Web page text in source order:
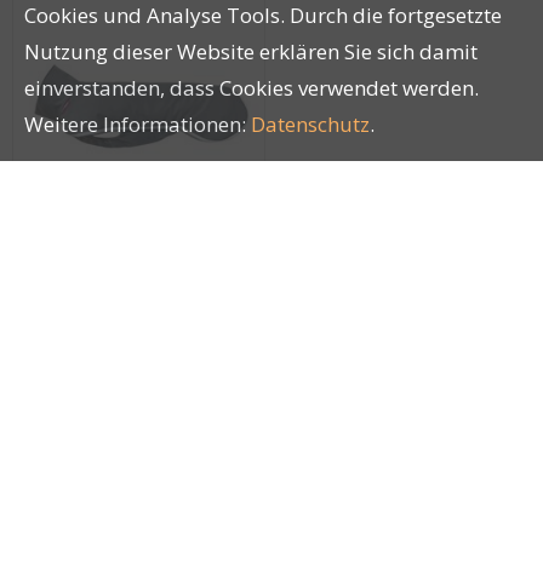
Cookies und Analyse Tools. Durch die fortgesetzte
Nutzung dieser Website erklären Sie sich damit
einverstanden, dass Cookies verwendet werden.
Weitere Informationen:Datenschutz.